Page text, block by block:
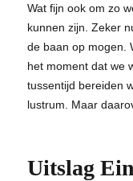
Wat fijn ook om zo
kunnen zijn. Zeker
de baan op mogen.
het moment dat we
tussentijd bereiden
lustrum. Maar
Uitslag